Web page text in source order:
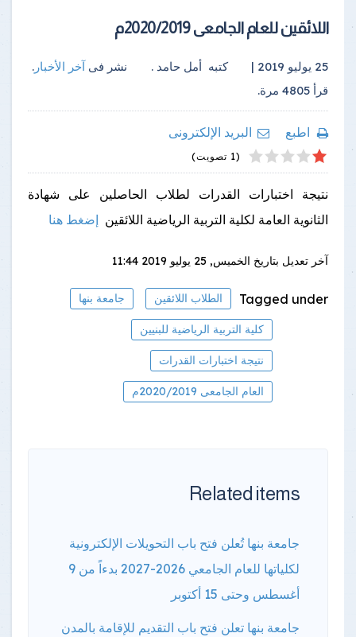
اللائقين للعام الجامعى 2020/2019م
25 يوليو 2019 | كتبه أمل حامد . نشر فى آخر الأخبار .
قرأ 4805 مرة.
اطبع
البريد الإلكترونى
1
2
3
4
5 (1 تصويت)
نتيجة اختبارات القدرات لطلاب الحاصلين على شهادة
الثانوية العامة لكلية التربية الرياضية اللائقين إضغط هنا
آخر تعديل بتاريخ الخميس, 25 يوليو 2019 11:44
Tagged under الطلاب اللائقين جامعة بنها
كلية التربية الرياضية للبنيين
نتيجة اختبارات القدرات
العام الجامعى 2020/2019م
Related items
جامعة بنها تُعلن فتح باب التحويلات الإلكترونية
لكلياتها للعام الجامعي 2026-2027 بدءاً من 9
أغسطس وحتى 15 أكتوبر
جامعة بنها تعلن فتح باب التقديم للإقامة بالمدن